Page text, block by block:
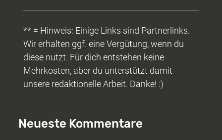
** = Hinweis: Einige Links sind Partnerlinks.
Wir erhalten ggf. eine Vergütung, wenn du
diese nutzt. Für dich entstehen keine
Mehrkosten, aber du unterstützt damit
unsere redaktionelle Arbeit. Danke! :)
Neueste Kommentare